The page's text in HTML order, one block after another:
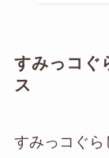
すみっコぐ
ス
すみっコぐら